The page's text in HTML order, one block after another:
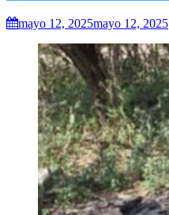
mayo 12, 2025mayo 12, 2025